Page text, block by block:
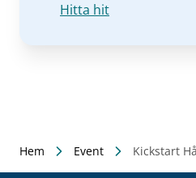
Hitta hit
Hem Event Kickstart